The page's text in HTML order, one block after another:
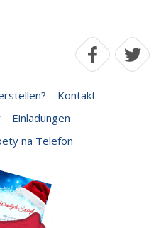
Kontakt
Einladungen
na Telefon